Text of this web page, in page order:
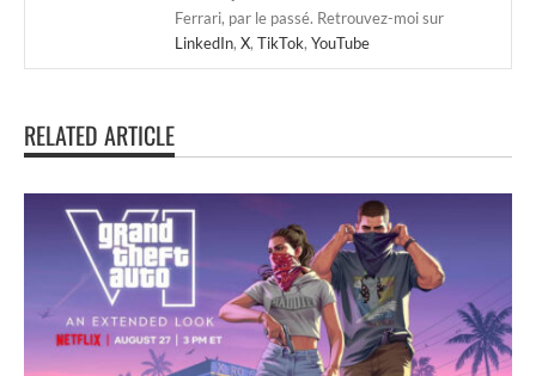
Ferrari, par le passé. Retrouvez-moi sur
LinkedIn, X, TikTok, YouTube
RELATED ARTICLE